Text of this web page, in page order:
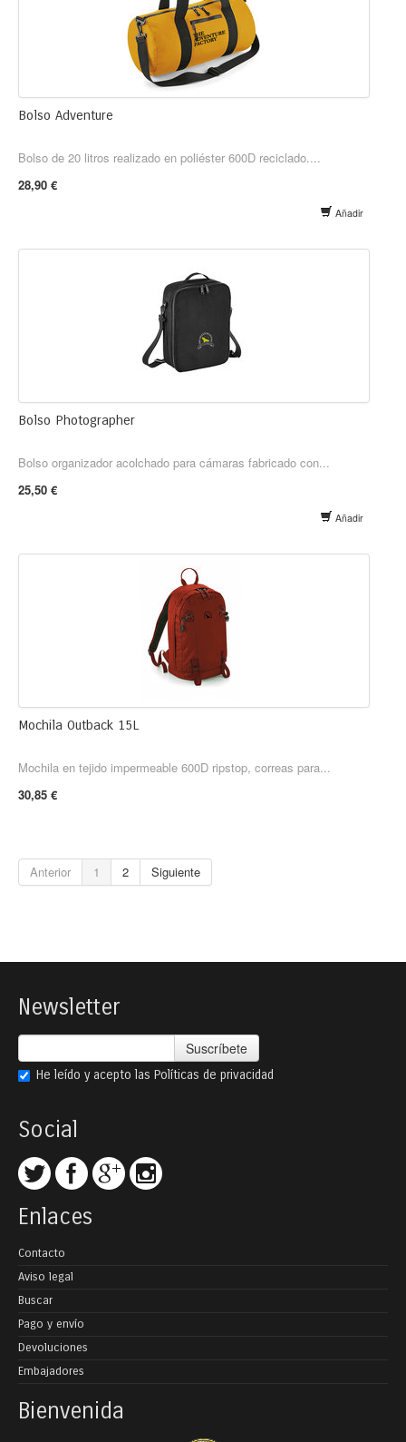
Bolso Adventure
Bolso de 20 litros realizado en poliéster 600D reciclado....
28,90 €
Añadir
Bolso Photographer
Bolso organizador acolchado para cámaras fabricado con...
25,50 €
Añadir
Mochila Outback 15L
Mochila en tejido impermeable 600D ripstop, correas para...
30,85 €
Anterior 1 2 Siguiente
Newsletter
Suscríbete
He leído y acepto las Políticas de privacidad
Social
Enlaces
Contacto
Aviso legal
Buscar
Pago y envío
Devoluciones
Embajadores
Bienvenida